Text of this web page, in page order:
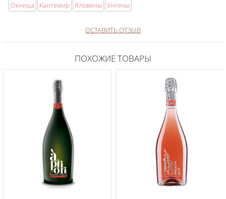
Окница
Кантемир Яловены Унгены
ОСТАВИТЬ ОТЗЫВ
ПОХОЖИЕ ТОВАРЫ